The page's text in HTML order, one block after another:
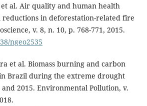
et al. Air quality and human health
in deforestation-related fire
v. 8, n. 10, p. 768-771, 2015.
ngeo2535
et al. Biomass burning and carbon
Brazil during the extreme drought
and 2015. Environmental Pollution, v.